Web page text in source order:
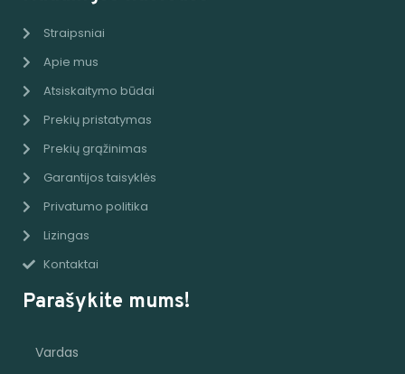
Straipsniai
Apie mus
Atsiskaitymo būdai
Prekių pristatymas
Prekių grąžinimas
Garantijos taisyklės
Privatumo politika
Lizingas
Kontaktai
Parašykite mums!